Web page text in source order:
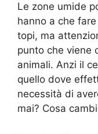
Le zone umide
hanno a che
topi, ma
punto che viene
animali. Anzi il
quello dove
necessità di
mai? Cosa